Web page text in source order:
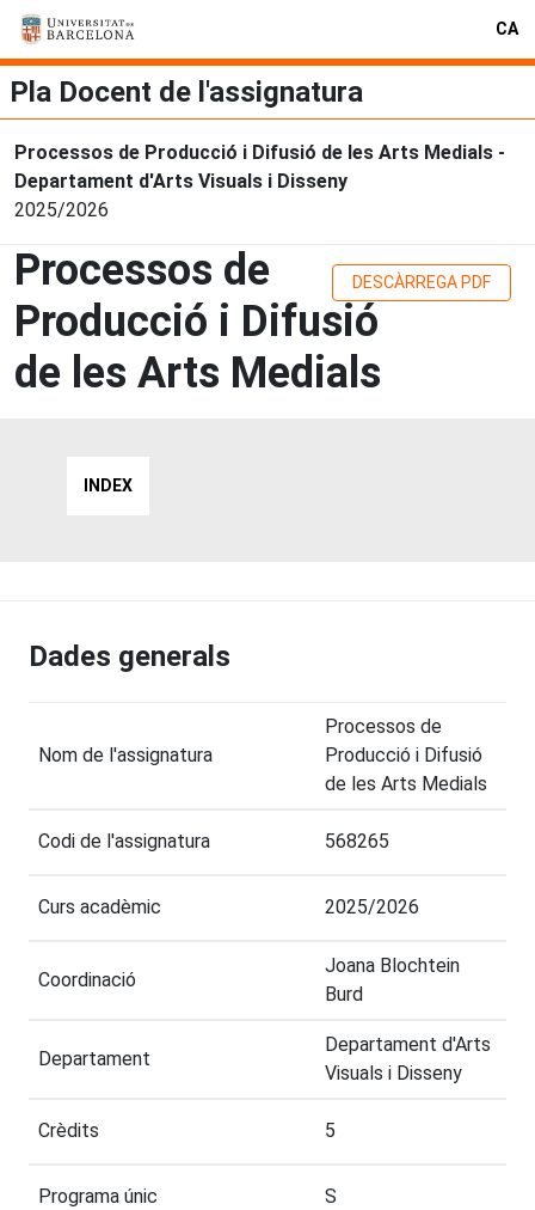
CA
Pla Docent de l'assignatura
Processos de Producció i Difusió de les Arts Medials -
Departament d'Arts Visuals i Disseny
2025/2026
Processos de
Producció i Difusió
de les Arts Medials
DESCÀRREGA PDF
INDEX
Dades generals
Nom de l'assignatura
Processos de
Producció i Difusió
de les Arts Medials
Codi de l'assignatura 568265
Curs acadèmic 2025/2026
Coordinació
Joana Blochtein
Burd
Departament
Departament d'Arts
Visuals i Disseny
Crèdits 5
Programa únic S